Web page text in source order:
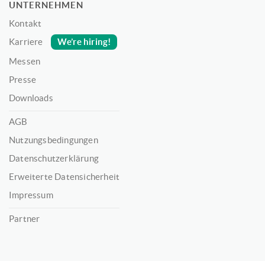
UNTERNEHMEN
Kontakt
Karriere
We’re hiring!
Messen
Presse
Downloads
AGB
Nutzungsbedingungen
Datenschutzerklärung
Erweiterte Datensicherheit
Impressum
Partner